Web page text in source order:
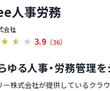
人事労務
会社
★ ★ ★ 3.9 （36）
ゆる人事・労務管理
株式会社が提供しているクラ